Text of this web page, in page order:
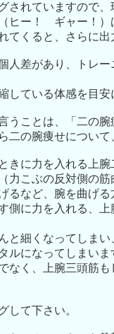
されていますので
ヒー！ ギャー！）
てくると、さらに
人差があり、トレ
している体感を目
うことは、「二の
二の腕痩せについ
きに力を入れる上
力こぶの反対側の
るなど、腕を曲げ
側に力を入れる、
と細くなってしま
ルになってしまいま
なく、上腕三頭筋
して下さい。